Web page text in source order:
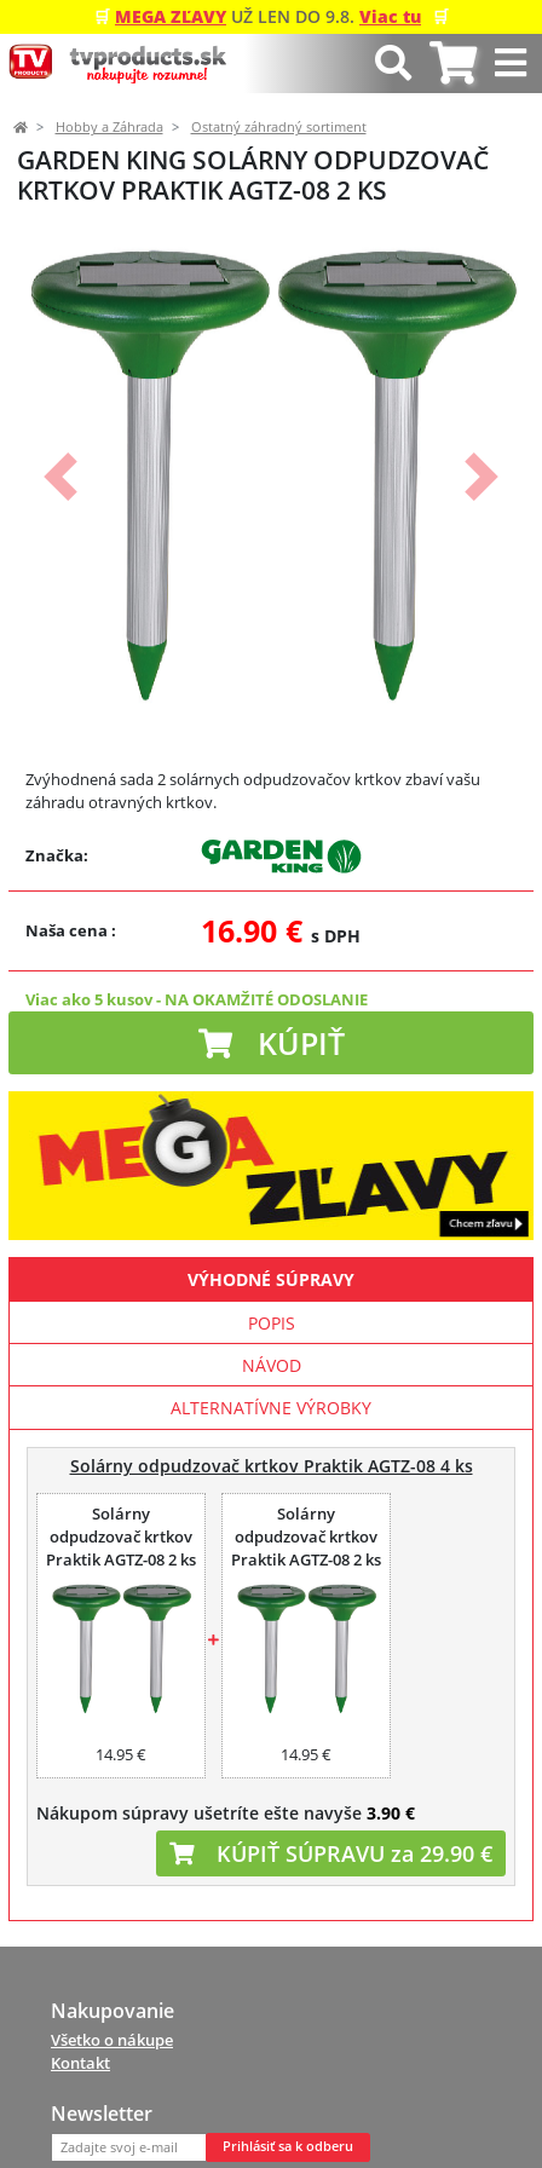
🛒 MEGA ZĽAVY UŽ LEN DO 9.8. Viac tu 🛒
Hobby a Záhrada Ostatný záhradný sortiment
GARDEN KING SOLÁRNY ODPUDZOVAČ
KRTKOV PRAKTIK AGTZ-08 2 KS
Predchádzajúci Ďalší
Zvýhodnená sada 2 solárnych odpudzovačov krtkov zbaví vašu
záhradu otravných krtkov.
Značka:
Naša cena : 16.90 € s DPH
Viac ako 5 kusov- NA OKAMŽITÉ ODOSLANIE
KÚPIŤ
VÝHODNÉ SÚPRAVY
POPIS
NÁVOD
ALTERNATÍVNE VÝROBKY
Solárny odpudzovač krtkov Praktik AGTZ-08 4 ks
Solárny
odpudzovač krtkov
Praktik AGTZ-08 2 ks
14.95 €
Solárny
odpudzovač krtkov
Praktik AGTZ-08 2 ks
14.95 €
Nákupom súpravy ušetríte ešte navyše 3.90 €
KÚPIŤ SÚPRAVU za 29.90 €
Nakupovanie
Všetko o nákupe
Kontakt
Newsletter
Prihlásiť sa k odberu